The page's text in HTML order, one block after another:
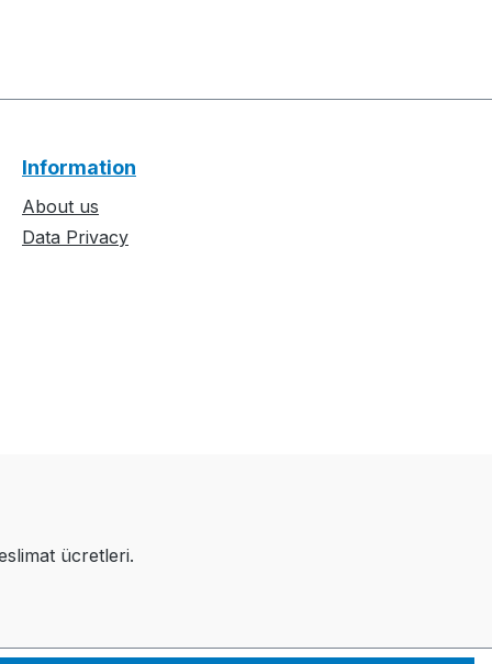
Information
About us
Data Privacy
ücretleri.